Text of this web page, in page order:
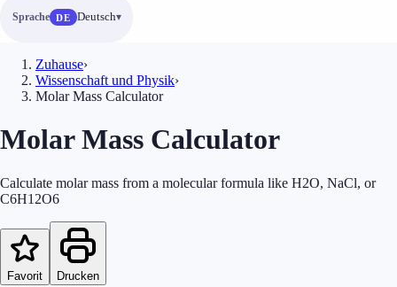
Sprache DE Deutsch
Zuhause›
Wissenschaft und Physik›
Molar Mass Calculator
Molar Mass Calculator
Calculate molar mass from a molecular formula like H2O, NaCl, or
C6H12O6
Favorit Drucken